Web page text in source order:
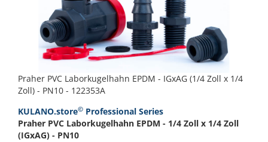
Praher PVC Laborkugelhahn EPDM - IGxAG (1/4 Zoll x 1/4
Zoll) - PN10 - 122353A
KULANO.store© Professional Series
Praher PVC Laborkugelhahn EPDM - 1/4 Zoll x 1/4 Zoll
(IGxAG) - PN10